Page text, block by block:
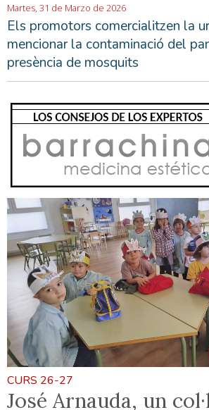
Martes, 31 de Marzo de 2026
Els promotors comercialitzen la
mencionar la contaminació del
presència de mosquits
CURS 26-27
José Arnauda, un